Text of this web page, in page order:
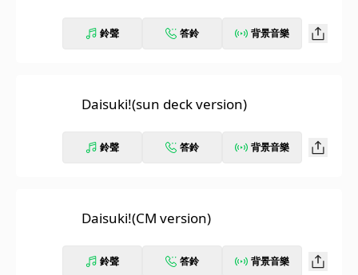
鈴聲 答鈴 背景音樂
Daisuki!(sun deck version)
鈴聲 答鈴 背景音樂
Daisuki!(CM version)
鈴聲 答鈴 背景音樂